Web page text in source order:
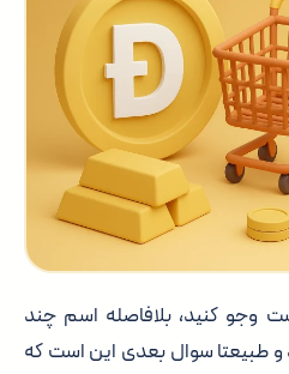
وجو کنید، بلافاصله اسم چند
و طبیعتا سوال بعدی این است که